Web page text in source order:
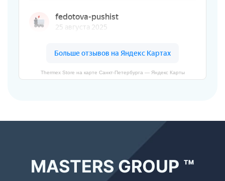
Thermex Store на карте Санкт‑Петербурга — Яндекс Карты
MASTERS GROUP ™